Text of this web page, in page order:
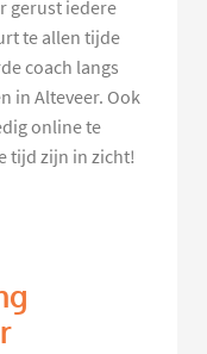
gerust iedere
te allen tijde
coach langs
in Alteveer. Ook
online te
tijd zijn in zicht!